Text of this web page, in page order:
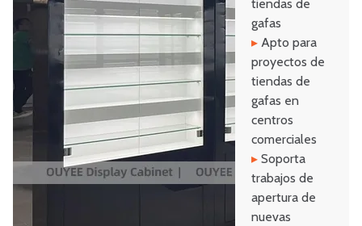
tiendas de
gafas
▸ Apto para
proyectos de
tiendas de
gafas en
centros
comerciales
▸ Soporta
trabajos de
apertura de
nuevas